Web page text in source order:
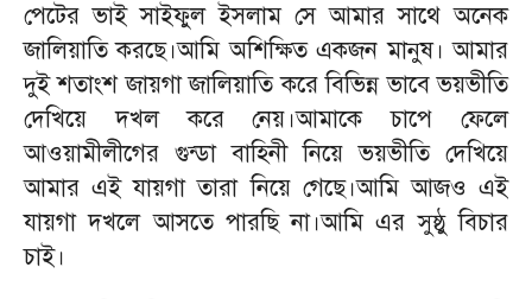
পেটের ভাই সাইফুল ইসলাম সে আমার সাথে অনেক
জালিয়াতি করছে।আমি অশিক্ষিত একজন মানুষ। আমার
দুই শতাংশ জায়গা জালিয়াতি করে বিভিন্ন ভাবে ভয়ভীতি
দেখিয়ে দখল করে নেয়।আমাকে চাপে ফেলে
আওয়ামীলীগের গুন্ডা বাহিনী নিয়ে ভয়ভীতি দেখিয়ে
আমার এই যায়গা তারা নিয়ে গেছে।আমি আজও এই
যায়গা দখলে আসতে পারছি না।আমি এর সুষ্ঠু বিচার
চাই।